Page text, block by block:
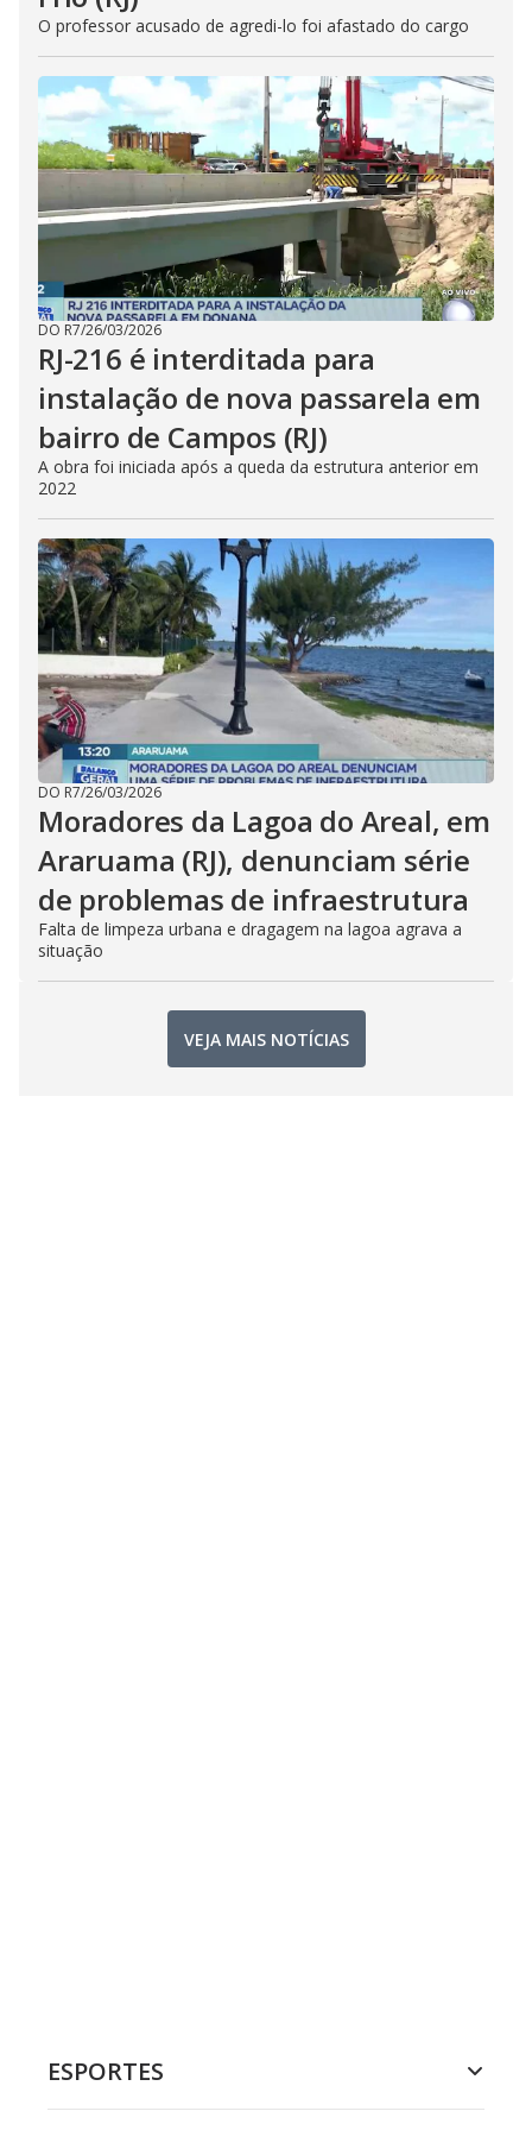
O professor acusado de agredi-lo foi afastado do cargo
DO R7/26/03/2026
RJ-216 é interditada para
instalação de nova passarela em
bairro de Campos (RJ)
A obra foi iniciada após a queda da estrutura anterior em
2022
DO R7/26/03/2026
Moradores da Lagoa do Areal, em
Araruama (RJ), denunciam série
de problemas de infraestrutura
Falta de limpeza urbana e dragagem na lagoa agrava a
situação
VEJA MAIS NOTÍCIAS
ESPORTES